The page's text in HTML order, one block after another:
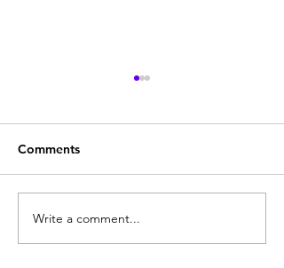
Quodlibeta Cartesiana
Comments
Write a comment...